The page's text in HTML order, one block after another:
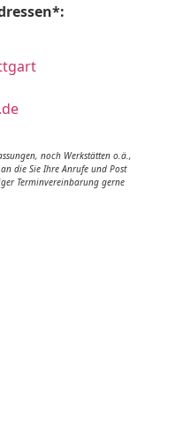
noch Werkstätten o.ä.,
die Sie Ihre Anrufe und Post
Terminvereinbarung gerne